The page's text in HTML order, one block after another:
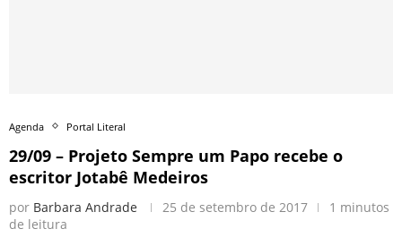
Agenda Portal Literal
29/09 – Projeto Sempre um Papo recebe o
escritor Jotabê Medeiros
por Barbara Andrade 25 de setembro de 2017
1 minutos
de leitura